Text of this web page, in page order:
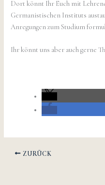
Dort könnt Ihr Euch mit
Germanistischen Instituts
Anregungen zum Studium
Ihr könnt uns aber auch gerne
ZURÜCK